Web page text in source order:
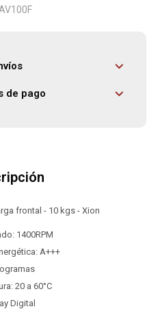
de pago
frontal - 10 kgs - Xion
1400RPM
A+++
20 a 60°C
Digital